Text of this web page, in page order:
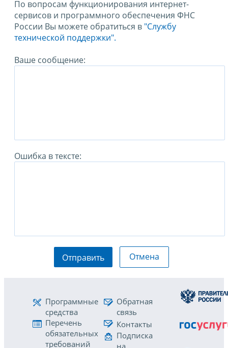
По вопросам функционирования интернет-
сервисов и программного обеспечения ФНС
России Вы можете обратиться в "Службу
технической поддержки".
Ваше сообщение:
Ошибка в тексте:
Отправить Отмена
Программные
средства
Перечень
обязательных
требований
Обратная
связь
Контакты
Подписка